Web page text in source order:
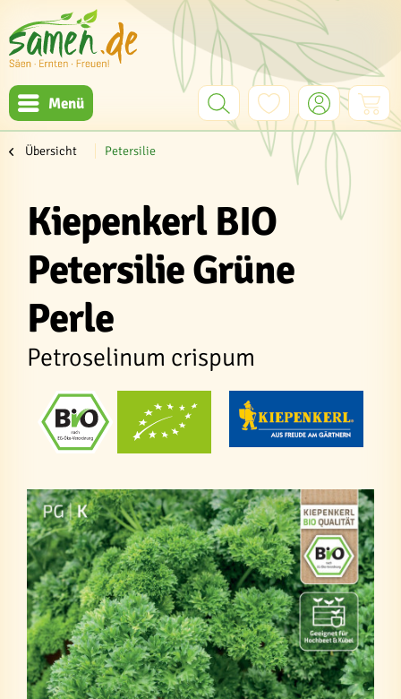
Menü
Übersicht Petersilie
Kiepenkerl BIO
Petersilie Grüne
Perle
Petroselinum crispum